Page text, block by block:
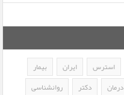
استرس ایران
بیمار
درمان دکتر
روانشناسی